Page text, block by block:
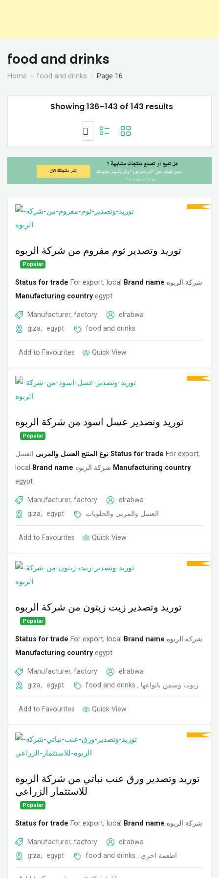
food and drinks
Home food and drinks Page 16
Showing 136–143 of 143 results
توريد وتصدير ثوم مفروم من شركة الربوه
Popular
Status for trade For export, local Brand name شركة الربوه
Manufacturing country egypt
Manufacturer, factory
elrabwa
giza, egypt food and drinks
Add to Favourites Quick View
توريد وتصدير عسل اسود من شركة الربوه
Popular
نوع المنتج العسل والمربى Status for trade For export,
local
Brand name شركة الربوه Manufacturing country
egypt
Manufacturer, factory
elrabwa
giza, egypt العسل والمربى والحلويات
Add to Favourites Quick View
توريد وتصدير زيت زيتون من شركة الربوه
Popular
Status for trade For export, local Brand name شركة الربوه
Manufacturing country egypt
Manufacturer, factory
elrabwa
giza, egypt food and drinks , زيوت وسمن بانواعها
Add to Favourites Quick View
توريد وتصدير ورق عنب نباتي من شركة الربوه
للاستثمار الزراعي
Popular
Status for trade For export, local Brand name شركة الربوه
Manufacturer, factory
elrabwa
giza, egypt food and drinks , اطعمة اخري